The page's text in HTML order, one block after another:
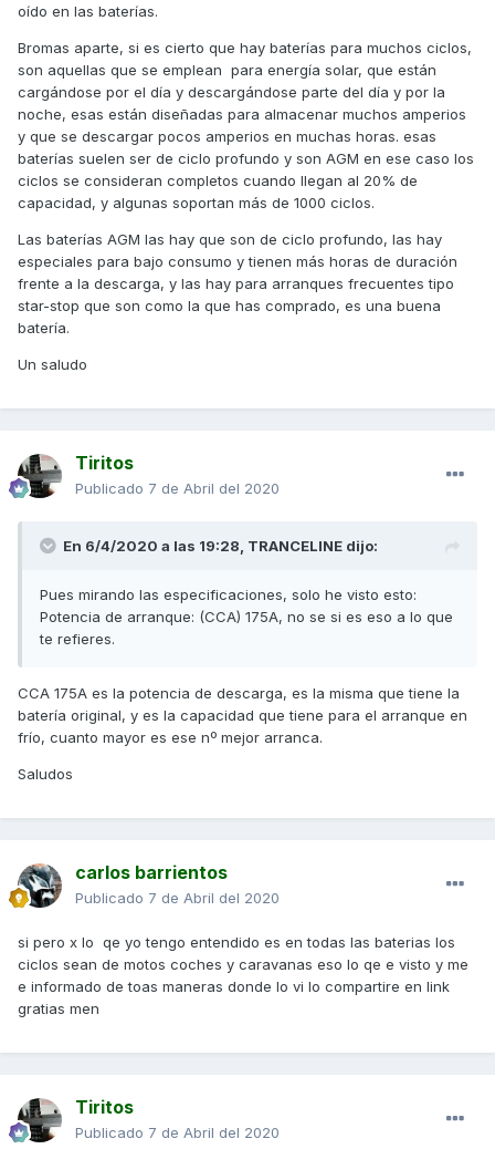
oído en las baterías.
Bromas aparte, si es cierto que hay baterías para muchos ciclos,
son aquellas que se emplean para energía solar, que están
cargándose por el día y descargándose parte del día y por la
noche, esas están diseñadas para almacenar muchos amperios
y que se descargar pocos amperios en muchas horas. esas
baterías suelen ser de ciclo profundo y son AGM en ese caso los
ciclos se consideran completos cuando llegan al 20% de
capacidad, y algunas soportan más de 1000 ciclos.
Las baterías AGM las hay que son de ciclo profundo, las hay
especiales para bajo consumo y tienen más horas de duración
frente a la descarga, y las hay para arranques frecuentes tipo
star-stop que son como la que has comprado, es una buena
batería.
Un saludo
Tiritos
Publicado 7 de Abril del 2020
En 6/4/2020 a las 19:28, TRANCELINE dijo:
Pues mirando las especificaciones, solo he visto esto:
Potencia de arranque: (CCA) 175A, no se si es eso a lo que
te refieres.
CCA 175A es la potencia de descarga, es la misma que tiene la
batería original, y es la capacidad que tiene para el arranque en
frío, cuanto mayor es ese nº mejor arranca.
Saludos
carlos barrientos
Publicado 7 de Abril del 2020
si pero x lo qe yo tengo entendido es en todas las baterias los
ciclos sean de motos coches y caravanas eso lo qe e visto y me
e informado de toas maneras donde lo vi lo compartire en link
gratias men
Tiritos
Publicado 7 de Abril del 2020